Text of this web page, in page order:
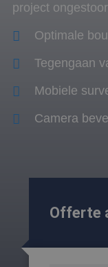
project
Optimale
Tegengaan
Mobiele
Camera
Offerte